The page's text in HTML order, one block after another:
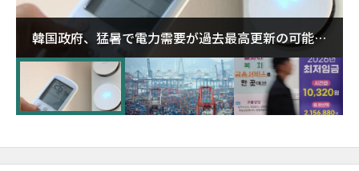
韓国政府、猛暑で電力需要が過去最高更新の可能性
に需給対応体制を点検